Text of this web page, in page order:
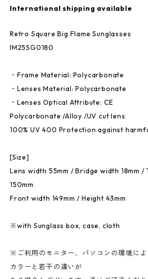
International shipping available
Retro Square Big Flame Sunglasses
IM25SG0180
・Frame Material: Polycarbonate
・Lenses Material: Polycarbonate
・Lenses Optical Attribute: CE
Polycarbonate /Alloy /UV cut lens
100% UV 400 Protection against
[Size]
Lens width 55mm / Bridge width 18mm /
150mm
Front width 149mm / Height 43mm
※with Sunglass box, case, cloth
※ご利用のモニター、パソコンの環境に
カラーと若干の違いが